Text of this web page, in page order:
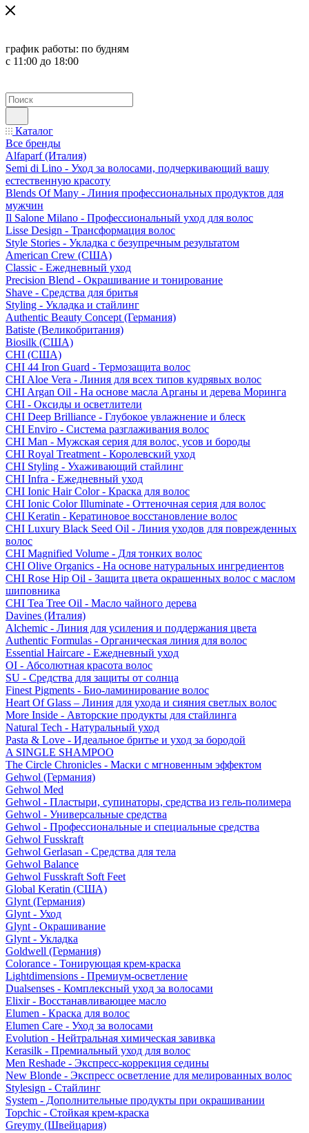
график работы: по будням
с 11:00 до 18:00
Каталог
Все бренды
Alfaparf (Италия)
Semi di Lino - Уход за волосами, подчеркивающий вашу
естественную красоту
Blends Of Many - Линия профессиональных продуктов для
мужчин
Il Salone Milano - Профессиональный уход для волос
Lisse Design - Трансформация волос
Style Stories - Укладка с безупречным результатом
American Crew (США)
Classic - Ежедневный уход
Precision Blend - Окрашивание и тонирование
Shave - Средства для бритья
Styling - Укладка и стайлинг
Authentic Beauty Concept (Германия)
Batiste (Великобритания)
Biosilk (США)
CHI (США)
CHI 44 Iron Guard - Термозащита волос
CHI Aloe Vera - Линия для всех типов кудрявых волос
CHI Argan Oil - На основе масла Арганы и дерева Моринга
CHI - Оксиды и осветлители
CHI Deep Brilliance - Глубокое увлажнение и блеск
CHI Enviro - Система разглаживания волос
CHI Man - Мужская серия для волос, усов и бороды
CHI Royal Treatment - Королевский уход
CHI Styling - Ухаживающий стайлинг
CHI Infra - Ежедневный уход
CHI Ionic Hair Color - Краска для волос
CHI Ionic Color Illuminate - Оттеночная серия для волос
CHI Keratin - Кератиновое восстановление волос
CHI Luxury Black Seed Oil - Линия уходов для поврежденных
волос
CHI Magnified Volume - Для тонких волос
CHI Olive Organics - На основе натуральных ингредиентов
CHI Rose Hip Oil - Защита цвета окрашенных волос с маслом
шиповника
CHI Tea Tree Oil - Масло чайного дерева
Davines (Италия)
Alchemic - Линия для усиления и поддержания цвета
Authentic Formulas - Органическая линия для волос
Essential Haircare - Eжедневный уход
OI - Абсолютная красота волос
SU - Средства для защиты от солнца
Finest Pigments - Био-ламинирование волос
Heart Of Glass – Линия для ухода и сияния светлых волос
More Inside - Авторские продукты для стайлинга
Natural Tech - Натуральный уход
Pasta & Love - Идеальное бритье и уход за бородой
A SINGLE SHAMPOO
The Circle Chronicles - Маски с мгновенным эффектом
Gehwol (Германия)
Gehwol Med
Gehwol - Пластыри, супинаторы, средства из гель-полимера
Gehwol - Универсальные средства
Gehwol - Профессиональные и специальные средства
Gehwol Fusskraft
Gehwol Gerlasan - Средства для тела
Gehwol Balance
Gehwol Fusskraft Soft Feet
Global Keratin (США)
Glynt (Германия)
Glynt - Уход
Glynt - Окрашивание
Glynt - Укладка
Goldwell (Германия)
Colorance - Тонирующая крем-краска
Lightdimensions - Премиум-осветление
Dualsenses - Комплексный уход за волосами
Elixir - Восстанавливающее масло
Elumen - Краска для волос
Elumen Care - Уход за волосами
Evolution - Нейтральная химическая завивка
Kerasilk - Премиальный уход для волос
Men Reshade - Экспресс-коррекция седины
New Blonde - Экспресс осветление для мелированных волос
Stylesign - Стайлинг
System - Дополнительные продукты при окрашивании
Topchic - Стойкая крем-краска
Greymy (Швейцария)